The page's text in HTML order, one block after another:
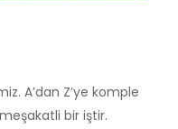
A’dan Z’ye komple
bir iştir.